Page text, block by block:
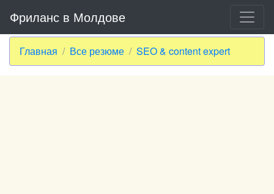
Фриланс в Молдове
Главная Все резюме SEO & content expert